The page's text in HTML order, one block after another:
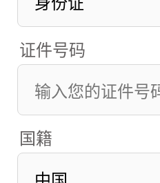
证件号码
国籍